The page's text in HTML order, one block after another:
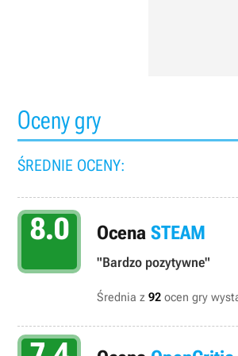
Oceny gry
ŚREDNIE OCENY:
8.0 Ocena STEAM
"Bardzo pozytywne"
Średnia z 92 ocen gry